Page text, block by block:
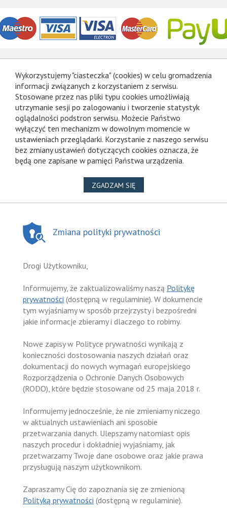
Wykorzystujemy "ciasteczka" (cookies) w celu gromadzenia
informacji związanych z korzystaniem z serwisu.
Stosowane przez nas pliki typu cookies umożliwiają
utrzymanie sesji po zalogowaniu i tworzenie statystyk
oglądalności podstron serwisu. Możecie Państwo
wyłączyć ten mechanizm w dowolnym momencie w
ustawieniach przeglądarki. Korzystanie z naszego serwisu
bez zmiany ustawień dotyczących cookies oznacza, że
będą one zapisane w pamięci Państwa urządzenia.
ZGADZAM SIĘNA WYKORZYSTANIE PLIKÓW
Zmiana polityki prywatności
Drogi Użytkowniku,
Informujemy, że zaktualizowaliśmy naszą Politykę
prywatności (dostępną w regulaminie). W dokumencie
tym wyjaśniamy w sposób przejrzysty i bezpośredni
jakie informacje zbieramy i dlaczego to robimy.
Nowe zapisy w Polityce prywatności wynikają z
konieczności dostosowania naszych działań oraz
dokumentacji do nowych wymagań europejskiego
Rozporządzenia o Ochronie Danych Osobowych
(RODO), które będzie stosowane od 25 maja 2018 r.
Informujemy jednocześnie, że nie zmieniamy niczego
w aktualnych ustawieniach ani sposobie
przetwarzania danych. Ulepszamy natomiast opis
naszych procedur i dokładniej wyjaśniamy, jak
przetwarzamy Twoje dane osobowe oraz jakie prawa
przysługują naszym użytkownikom.
Zapraszamy Cię do zapoznania się ze zmienioną
Polityką prywatności (dostępną w regulaminie).